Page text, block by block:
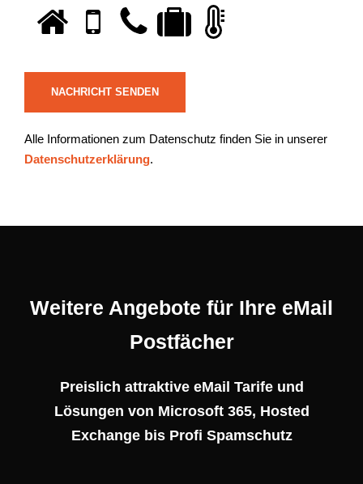
Alle Informationen zum Datenschutz finden Sie in unserer
Datenschutzerklärung.
Weitere Angebote für Ihre eMail
Postfächer
Preislich attraktive eMail Tarife und
Lösungen von Microsoft 365, Hosted
Exchange bis Profi Spamschutz